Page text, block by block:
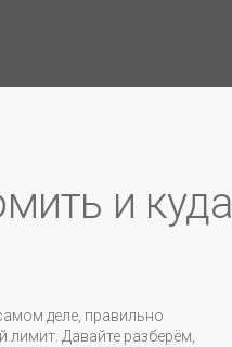
и куда
деле, правильно
Давайте разберём,